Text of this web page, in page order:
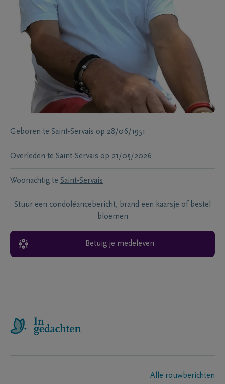
Geboren te Saint-Servais op 28/06/1951
Overleden te Saint-Servais op 21/05/2026
Woonachtig te Saint-Servais
Stuur een condoléancebericht, brand een kaarsje of bestel
bloemen
Betuig je medeleven
Alle rouwberichten